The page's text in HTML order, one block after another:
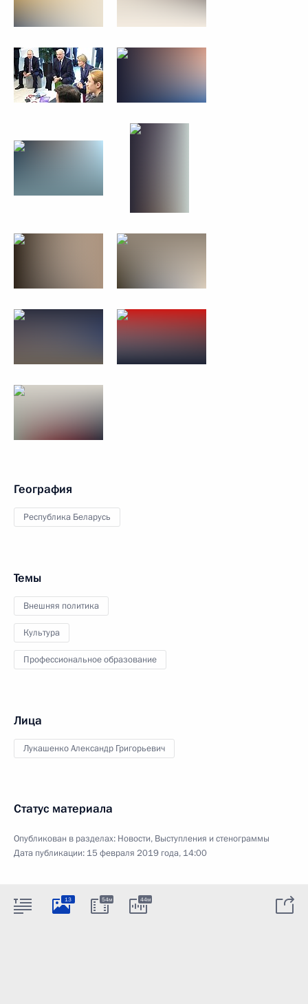
География
Республика Беларусь
Темы
Внешняя политика
Культура
Профессиональное образование
Лица
Лукашенко Александр Григорьевич
Статус материала
Опубликован в разделах: Новости, Выступления и стенограммы
Дата публикации: 15 февраля 2019 года, 14:00
13 54м 44м